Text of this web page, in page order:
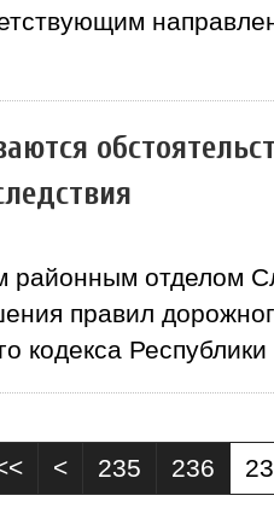
районным отделом
правил
кодекса Республики
< 235 236